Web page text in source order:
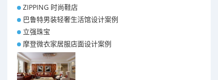
ZIPPING 时尚鞋店
巴鲁特男装轻奢生活馆设计案例
立强珠宝
摩登微衣家居服店面设计案例